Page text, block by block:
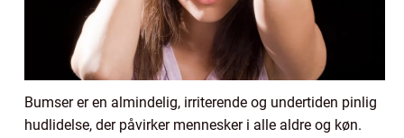
Bumser er en almindelig, irriterende og undertiden pinlig
hudlidelse, der påvirker mennesker i alle aldre og køn.